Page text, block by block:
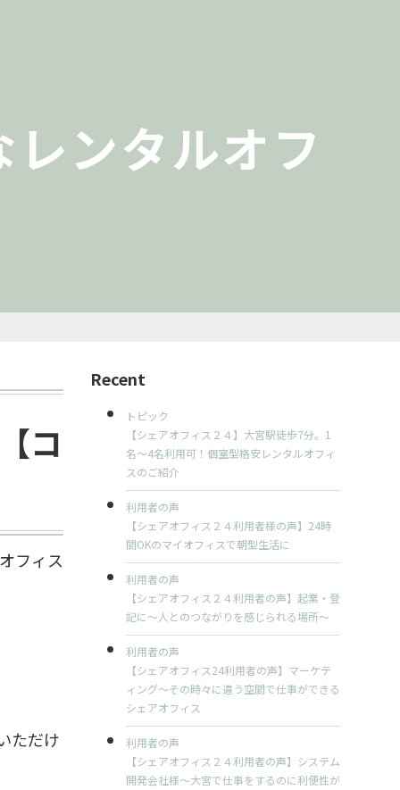
ンタルオフ
コ
フィス
ただけ
Recent
トピック
【シェアオフィス２４】大宮駅徒歩7分。1
名～4名利用可！個室型格安レンタルオフィ
スのご紹介
利用者の声
【シェアオフィス２４利用者様の声】24時
間OKのマイオフィスで朝型生活に
利用者の声
【シェアオフィス２４利用者の声】起業・登
記に～人とのつながりを感じられる場所～
利用者の声
【シェアオフィス24利用者の声】マーケテ
ィング～その時々に違う空間で仕事ができる
シェアオフィス
利用者の声
【シェアオフィス２４利用者の声】システム
開発会社様～大宮で仕事をするのに利便性が